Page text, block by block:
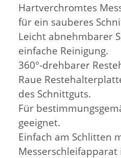
Hartverchromtes
für ein sauberes
Leicht abnehmbarer
einfache Reinigung.
360°-drehbarer
Raue
des Schnittguts.
Für
geeignet.
Einfach am Schlitten